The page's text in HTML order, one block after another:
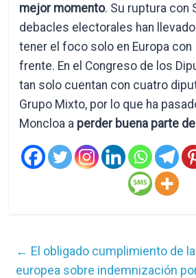
mejor momento. Su ruptura con
debacles electorales han
tener el foco solo en Europa con
frente. En el Congreso de los
tan solo cuentan con cuatro
Grupo Mixto, por lo que ha
Moncloa a perder buena parte
← El obligado cumplimiento de
europea sobre indemnización